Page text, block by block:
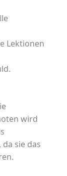
Lektionen
wird
sie das